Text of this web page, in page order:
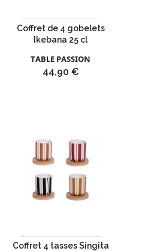
Coffret de 4 gobelets
Ikebana 25 cl
TABLE PASSION
Prix
44,90 €
Coffret 4 tasses Singita